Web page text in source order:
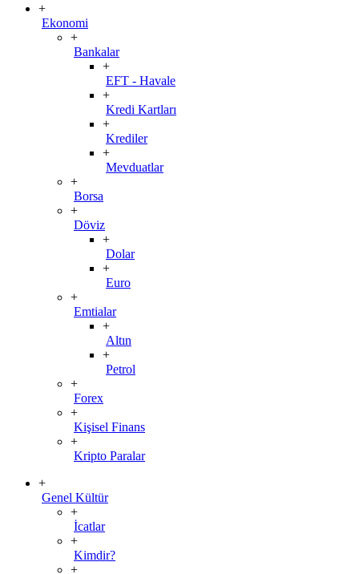
+
Ekonomi
+
Bankalar
+
EFT - Havale
+
Kredi Kartları
+
Krediler
+
Mevduatlar
+
Borsa
+
Döviz
+
Dolar
+
Euro
+
Emtialar
+
Altın
+
Petrol
+
Forex
+
Kişisel Finans
+
Kripto Paralar
+
Genel Kültür
+
İcatlar
+
Kimdir?
+